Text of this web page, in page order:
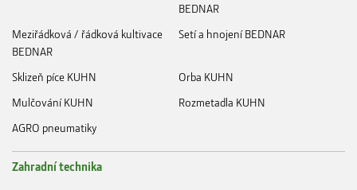
BEDNAR
Meziřádková / řádková kultivace
BEDNAR
Setí a hnojení BEDNAR
Sklizeň píce KUHN
Orba KUHN
Mulčování KUHN
Rozmetadla KUHN
AGRO pneumatiky
Zahradní technika